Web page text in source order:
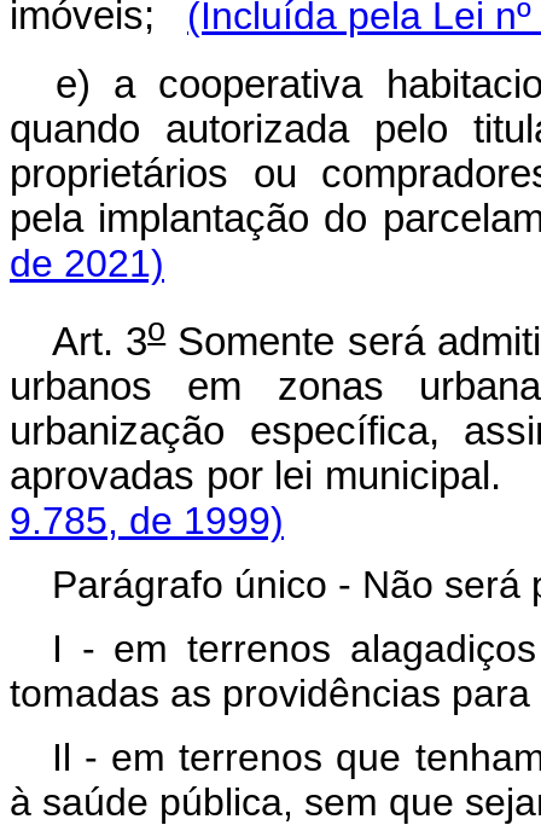
imóveis; (Incluída pela Lei
e) a cooperativa
quando autorizada pelo
proprietários ou
pela implantação do
de 2021)
Art. 3oSomente será
urbanos em zonas
urbanização específica,
aprovadas por lei
9.785, de 1999)
Parágrafo único - Não
I - em terrenos
tomadas as providências
Il - em terrenos que
à saúde pública, sem que